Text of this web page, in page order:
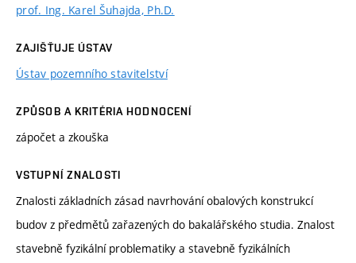
prof. Ing. Karel Šuhajda, Ph.D.
ZAJIŠŤUJE ÚSTAV
Ústav pozemního stavitelství
ZPŮSOB A KRITÉRIA HODNOCENÍ
zápočet a zkouška
VSTUPNÍ ZNALOSTI
Znalosti základních zásad navrhování obalových konstrukcí
budov z předmětů zařazených do bakalářského studia. Znalost
stavebně fyzikální problematiky a stavebně fyzikálních